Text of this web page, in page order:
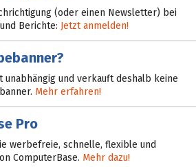
(oder einen Newsletter) bei
Berichte: Jetzt anmelden!
unabhängig und verkauft deshalb keine
Mehr erfahren!
Pro
werbefreie, schnelle, flexible und
ComputerBase. Mehr dazu!